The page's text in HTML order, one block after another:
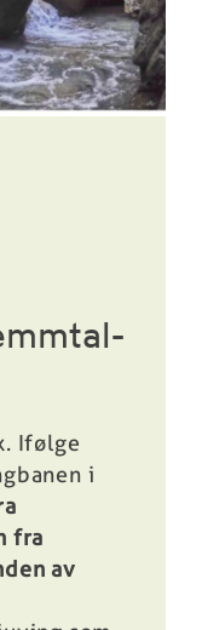
Ifølge
i
fra
av